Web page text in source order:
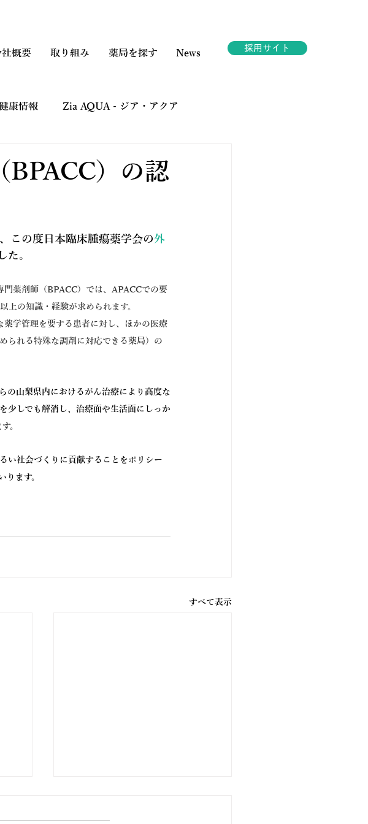
概要 取り組み 薬局を探す News 採用サイト
康情報 Zia AQUA - ジア・アクア
BPACC）の認
この度日本臨床腫瘍薬学会の外
た。
門薬剤師（BPACC）では、APACCでの要
上の知識・経験が求められます。
学管理を要する患者に対し、ほかの医療
られる特殊な調剤に対応できる薬局）の
の山梨県内におけるがん治療により高度な
少しでも解消し、治療面や生活面にしっか
。
い社会づくりに貢献することをポリシー
ます。
すべて表示